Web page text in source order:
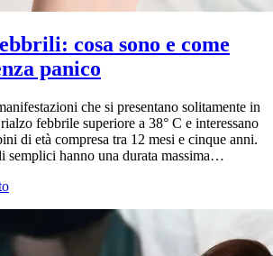
cosa sono e come
panico
che si presentano solitamente in
febbrile superiore a 38° C e interessano
di età compresa tra 12 mesi e cinque anni.
semplici hanno una durata massima…